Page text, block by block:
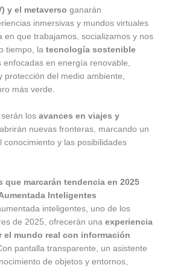
y el metaverso ganarán
inmersivas y mundos virtuales
en que trabajamos, socializamos y nos
tiempo, latecnología sostenible
en energía renovable,
protección del medio ambiente,
más verde.
serán losavances en viajes y
abrirán nuevas fronteras, marcando un
conocimiento y las posibilidades
marcarán tendencia en 2025
Inteligentes
inteligentes, uno de los
de 2025, ofrecerán unaexperiencia
el mundo real con información
pantalla transparente, un asistente
de objetos y entornos,